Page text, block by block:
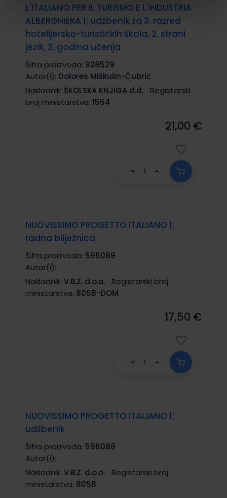
L'ITALIANO PER IL TURISMO E L'INDUSTRIA
ALBERGHIERA 1; udžbenik za 3. razred
hotelijersko-turističkih škola, 2. strani
jezik, 3. godina učenja
Šifra proizvoda: 928529
Autor(i): Dolores Miškulin-Čubrić
Nakladnik: ŠKOLSKA KNJIGA d.d.
Registarski
broj ministarstva: 1554
21,00 €
NUOVISSIMO PROGETTO ITALIANO 1;
radna bilježnica
Šifra proizvoda: 596089
Autor(i):
Nakladnik: V.B.Z. d.o.o.
Registarski broj
ministarstva: 8058-DOM
17,50 €
NUOVISSIMO PROGETTO ITALIANO 1;
udžbenik
Šifra proizvoda: 596088
Autor(i):
Nakladnik: V.B.Z. d.o.o.
Registarski broj
ministarstva: 8058